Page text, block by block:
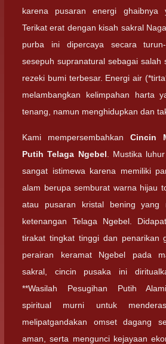
karena pusaran energi ghaibnya
Terikat erat dengan kisah sakral
purba ini dipercaya secara
sesepuh supranatural sebagai salah
rezeki bumi terbesar. Energi air
melambangkan kelimpahan harta
tenang, namun menghidupkan dan
Kami mempersembahkan Cincin
Putih Telaga Ngebel . Mustika
sangat istimewa karena memiliki
alam berupa semburat warna hijau
atau pusaran kristal bening yang
ketenangan Telaga Ngebel.
tirakat tingkat tinggi dan penarikan
perairan keramat Ngebel pada
sakral, cincin pusaka ini
**Wasilah Pesugihan Putih
spiritual murni untuk
melipatgandakan omset dagang
aman, serta mengunci kejayaan